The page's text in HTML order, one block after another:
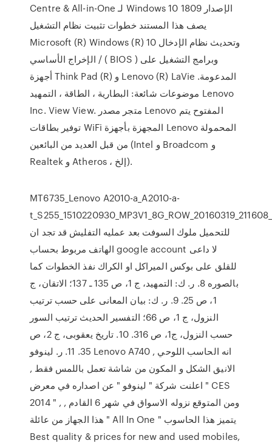
Centre & All-in-One لـ Windows 10 الإصدار 1809
يصف هذا المستند خطوات تثبيت نظام التشغيل
Microsoft (R) Windows (R) 10 وتحديث نظام الإدخال
/ الإخراج الأساسي ( BIOS ) وبرامج التشغيل على
أجهزة Think Pad (R) و Lenovo (R) LaVie المدعومة.
موضوعات شائعة: البطارية ، الطاقة ، التمهيد Lenovo
Inc. View View. متجر مصدر Lenovo المفتوح يتم
توفير بطاقات WiFi المجهزة بأجهزة Lenovo المحمولة
من قبل العديد من البائعين (Intel و Broadcom و
Realtek و Atheros ، إلخ).
MT6735_Lenovo A2010-a_A2010-a-
للتحميل ملوك السوفت بعد عمليه التفليش قد تجد ان
الهاتف مربوط بحساب google account لا داعى
للقلق على بوكس الميراكل او الكراك نفذ الخطوات كما
بالصوره 8. ر. ك: التمهيد، ج 1، ص 135 ـ 137؛ الاتقان، ج
1، ص 25. 9. ر. ك: بيان المعانى على حسب ترتيب
النزول، ج 1، ص 66؛ التفسير الحديث ترتيب السور
حسب النزول، ج1، ص 316. 10. تاريخ يعقوبى، ج 2، ص
35. 11. ر. لينوفو Lenovo A740 , انه الحاسب اللوحي
الانيق الشكل و المكون من شاشة تعمل باللمس فقط ,
اعلنت شركة " لينوفو " عن اصداره في معرض " CES
2014 " , ومن المتوقع نزوله الاسواق في شهر 6 القادم ,
هذا الجهاز من عائلة " All In One " يتميز هذا الحاسوب
Best quality & prices for new and used mobiles,